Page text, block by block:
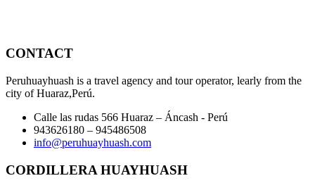
CONTACT
Peruhuayhuash is a travel agency and tour operator, learly from the
city of Huaraz,Perú.
Calle las rudas 566 Huaraz – Áncash - Perú
943626180 – 945486508
info@peruhuayhuash.com
CORDILLERA HUAYHUASH